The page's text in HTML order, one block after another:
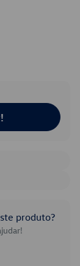
produto?